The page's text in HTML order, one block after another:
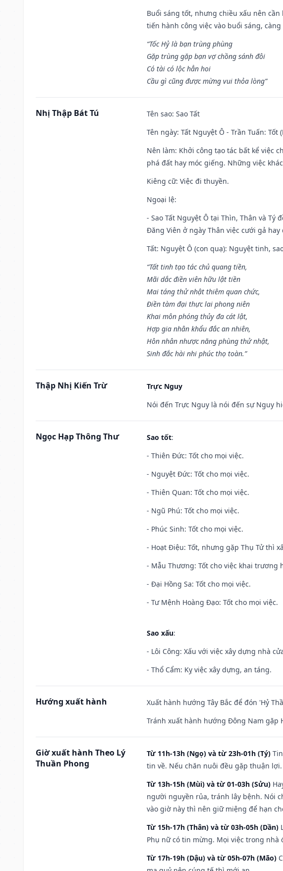
Buổi sáng tốt, nhưng chiều xấu nên
tiến hành công việc vào buổi sáng,
“Tốc Hỷ là bạn trùng phùng
Gặp trùng gặp bạn vợ chồng sánh đôi
Có tài có lộc hẳn hoi
Cầu gì cũng được mừng vui thỏa lòng”
Nhị Thập Bát Tú Tên sao: Sao Tất
Tên ngày: Tất Nguyệt Ô - Trần Tuấn:
Nên làm: Khởi công tạo tác bất kể việc
phá đất hay móc giếng. Những việc
Kiêng cữ: Việc đi thuyền.
Ngoại lệ:
- Sao Tất Nguyệt Ô tại Thìn, Thân và Tý
Đăng Viên ở ngày Thân việc cưới gả hay
Tất: Nguyệt Ô (con quạ): Nguyệt tinh,
“Tất tinh tạo tác chủ quang tiền,
Mãi dắc điền viên hữu lật tiền
Mai táng thử nhật thiêm quan chức,
Điền tàm đại thực lai phong niên
Khai môn phóng thủy đa cát lật,
Hợp gia nhân khẩu đắc an nhiên,
Hôn nhân nhược năng phùng thử nhật,
Sinh đắc hài nhi phúc thọ toàn.”
Thập Nhị Kiến Trừ
Trực Nguy
Nói đến Trực Nguy là nói đến sự Nguy
Ngọc Hạp Thông Thư Sao tốt:
- Thiên Đức: Tốt cho mọi việc.
- Nguyệt Đức: Tốt cho mọi việc.
- Thiên Quan: Tốt cho mọi việc.
- Ngũ Phú: Tốt cho mọi việc.
- Phúc Sinh: Tốt cho mọi việc.
- Hoạt Điệu: Tốt, nhưng gặp Thụ Tử thì
- Mẫu Thương: Tốt cho việc khai trương
- Đại Hồng Sa: Tốt cho mọi việc.
- Tư Mệnh Hoàng Đạo: Tốt cho mọi việc.
Sao xấu:
- Lôi Công: Xấu với việc xây dựng nhà
- Thổ Cẩm: Kỵ việc xây dựng, an táng.
Hướng xuất hành
Xuất hành hướng Tây Bắc để đón 'Hỷ
Tránh xuất hành hướng Đông Nam gặp
Giờ xuất hành Theo Lý
Thuần Phong
Từ 11h-13h (Ngọ) và từ 23h-01h (Tý)
tin về. Nếu chăn nuôi đều gặp thuận lợi.
Từ 13h-15h (Mùi) và từ 01-03h (Sửu)
người nguyền rủa, tránh lây bệnh. Nói
vào giờ này thì nên giữ miệng để hạn
Từ 15h-17h (Thân) và từ 03h-05h (Dần)
Phụ nữ có tin mừng. Mọi việc trong
Từ 17h-19h (Dậu) và từ 05h-07h (Mão)